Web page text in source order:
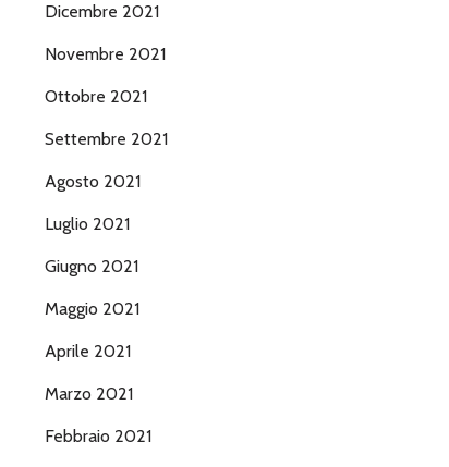
Dicembre 2021
Novembre 2021
Ottobre 2021
Settembre 2021
Agosto 2021
Luglio 2021
Giugno 2021
Maggio 2021
Aprile 2021
Marzo 2021
Febbraio 2021